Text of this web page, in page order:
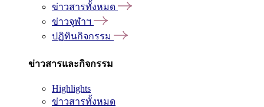
ข่าวสารทั้งหมด
ข่าวจุฬาฯ
ปฏิทินกิจกรรม
ข่าวสารและกิจกรรม
Highlights
ข่าวสารทั้งหมด